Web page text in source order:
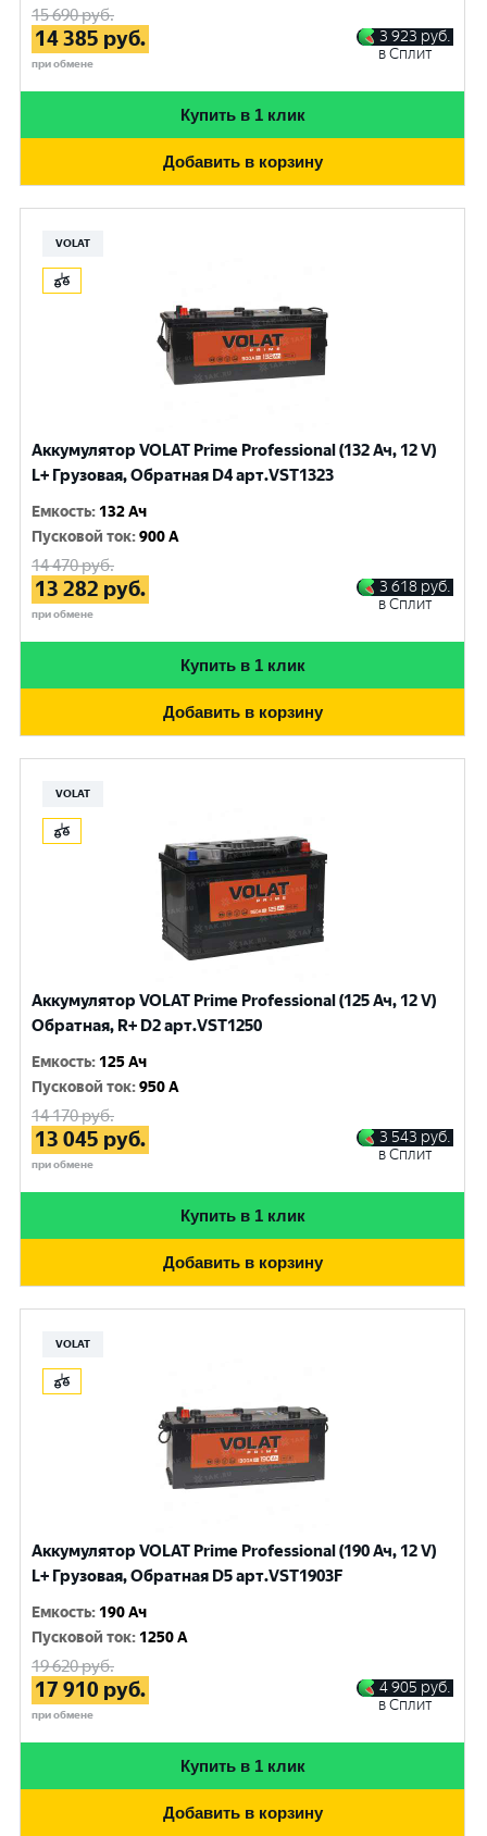
15 690руб.
14 385 руб.
при обмене
3 923 руб.
в Сплит
Купить в 1 клик
Добавить в корзину
VOLAT
Аккумулятор VOLAT Prime Professional (132 Ач, 12 V)
L+ Грузовая, Обратная D4 арт.VST1323
Емкость: 132 Ач
Пусковой ток:900 A
14 470руб.
13 282 руб.
при обмене
3 618 руб.
в Сплит
Купить в 1 клик
Добавить в корзину
VOLAT
Аккумулятор VOLAT Prime Professional (125 Ач, 12 V)
Обратная, R+ D2 арт.VST1250
Емкость: 125 Ач
Пусковой ток:950 A
14 170руб.
13 045 руб.
при обмене
3 543 руб.
в Сплит
Купить в 1 клик
Добавить в корзину
VOLAT
Аккумулятор VOLAT Prime Professional (190 Ач, 12 V)
L+ Грузовая, Обратная D5 арт.VST1903F
Емкость: 190 Ач
Пусковой ток: 1250 A
19 620руб.
17 910 руб.
при обмене
4 905 руб.
в Сплит
Купить в 1 клик
Добавить в корзину